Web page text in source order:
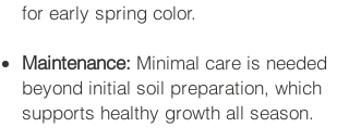
for early spring color.
Maintenance: Minimal care is needed
beyond initial soil preparation, which
supports healthy growth all season.